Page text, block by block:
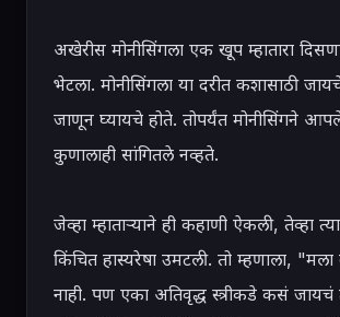
अखेरीस मोनीसिंगला एक खूप म्हातारा
भेटला. मोनीसिंगला या दरीत कशासाठी
जाणून घ्यायचे होते. तोपर्यंत मोनीसिंगने
कुणालाही सांगितले नव्हते.
जेव्हा म्हाताऱ्याने ही कहाणी ऐकली, तेव्हा
किंचित हास्यरेषा उमटली. तो म्हणाला, "मला
नाही. पण एका अतिवृद्ध स्त्रीकडे कसं जायचं